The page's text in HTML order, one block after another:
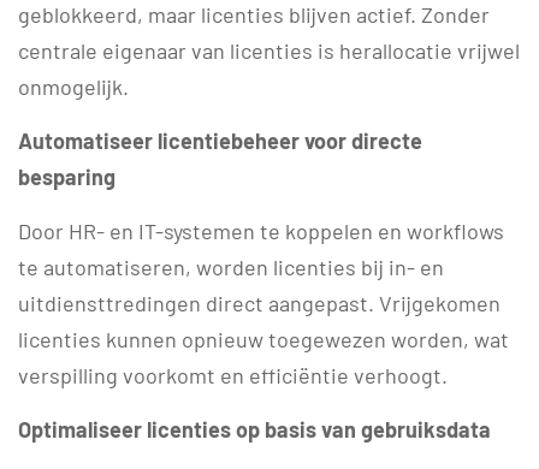
geblokkeerd, maar licenties blijven actief. Zonder
centrale eigenaar van licenties is herallocatie vrijwel
onmogelijk.
Automatiseer licentiebeheer voor directe
besparing
Door HR- en IT-systemen te koppelen en workflows
te automatiseren, worden licenties bij in- en
uitdiensttredingen direct aangepast. Vrijgekomen
licenties kunnen opnieuw toegewezen worden, wat
verspilling voorkomt en efficiëntie verhoogt.
Optimaliseer licenties op basis van gebruiksdata